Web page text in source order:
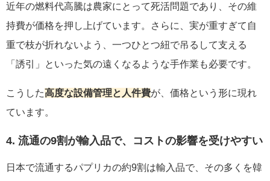
近年の燃料代高騰は農家にとって死活問題であり、その維
持費が価格を押し上げています。さらに、実が重すぎて自
重で枝が折れないよう、一つひとつ紐で吊るして支える
「誘引」といった気の遠くなるような手作業も必要です。
こうした高度な設備管理と人件費が、価格という形に現れ
ています。
4. 流通の9割が輸入品で、コストの影響を受けやすい
日本で流通するパプリカの約9割は輸入品で、その多くを韓